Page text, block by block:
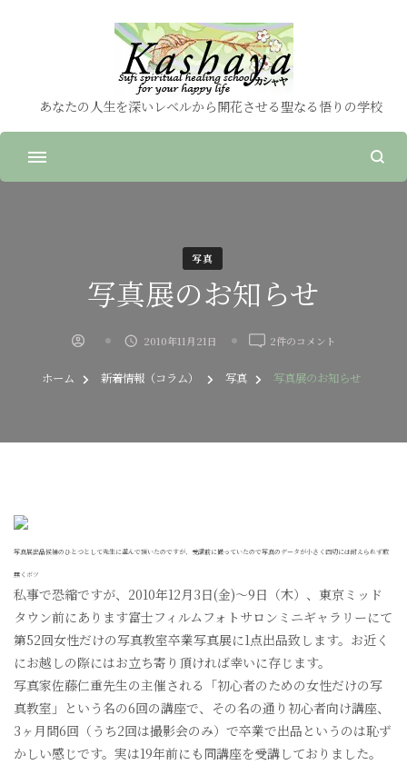
あなたの人生を深いレベルから開花させる聖なる悟りの学校
写真
写真展のお知らせ
2010年11月21日
写
展
ら
2件のコメント
ホーム 新着情報（コラム） 写真 写真展のお知らせ
写真展出品候補のひとつとして先生に選んで頂いたのですが、受講前に撮っていたので写真のデータが小さく四切には耐えられず敢
無くボツ
私事で恐縮ですが、2010年12月3日(金)～9日（木）、東京ミッド
タウン前にあります富士フィルムフォトサロンミニギャラリーにて
第52回女性だけの写真教室卒業写真展に1点出品致します。お近く
にお越しの際にはお立ち寄り頂ければ幸いに存じます。
写真家佐藤仁重先生の主催される「初心者のための女性だけの写
真教室」という名の6回の講座で、その名の通り初心者向け講座、
3ヶ月間6回（うち2回は撮影会のみ）で卒業で出品というのは恥ず
かしい感じです。実は19年前にも同講座を受講しておりました。